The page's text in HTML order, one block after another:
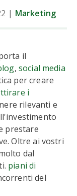
| Marketing
il
, social media
per creare
i
rilevanti e
prestare
Oltre ai vostri
dal
piani di
del